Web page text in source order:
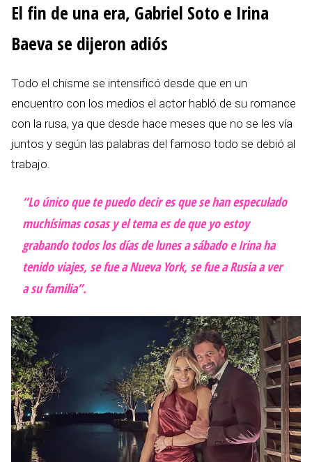
El fin de una era, Gabriel Soto e Irina
Baeva se dijeron adiós
Todo el chisme se intensificó desde que en un
encuentro con los medios el actor habló de su romance
con la rusa, ya que desde hace meses que no se les vía
juntos y según las palabras del famoso todo se debió al
trabajo.
“Lo único que te puedo decir es que se han especulado
muchísimas cosas y el tema es de que yo estoy
grabando todos los días de lunes a sábado e Irina ha
tenido viajes, se fue a Nueva York, se fue a Rusia a ver
a su familia”.